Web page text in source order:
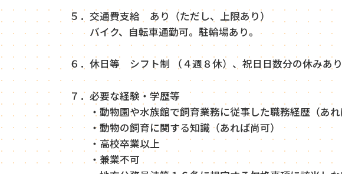
５．交通費支給 あり（ただし、上限あり）
バイク、自転車通勤可。駐輪場あり。
６．休日等 シフト制 （４週８休）、祝日日数分の休みあり
７．必要な経験・学歴等
・動物園や水族館で飼育業務に従事した職務経歴（あれ
・動物の飼育に関する知識（あれば尚可）
・高校卒業以上
・兼業不可